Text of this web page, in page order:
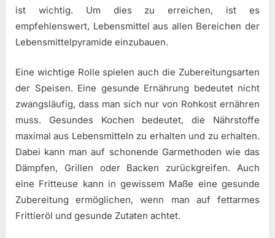
ist wichtig. Um dies zu erreichen, ist es
empfehlenswert, Lebensmittel aus allen Bereichen der
Lebensmittelpyramide einzubauen.
Eine wichtige Rolle spielen auch die Zubereitungsarten
der Speisen. Eine gesunde Ernährung bedeutet nicht
zwangsläufig, dass man sich nur von Rohkost ernähren
muss. Gesundes Kochen bedeutet, die Nährstoffe
maximal aus Lebensmitteln zu erhalten und zu erhalten.
Dabei kann man auf schonende Garmethoden wie das
Dämpfen, Grillen oder Backen zurückgreifen. Auch
eine Fritteuse kann in gewissem Maße eine gesunde
Zubereitung ermöglichen, wenn man auf fettarmes
Frittieröl und gesunde Zutaten achtet.